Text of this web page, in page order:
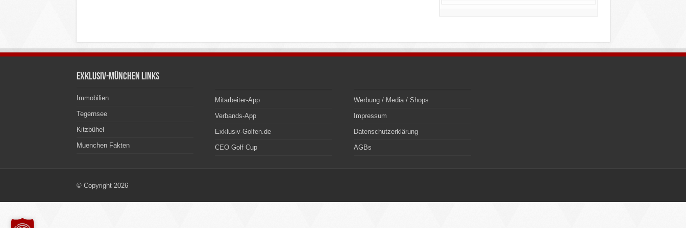
Exklusiv-München Links
Immobilien
Tegernsee
Kitzbühel
Muenchen Fakten
Mitarbeiter-App
Verbands-App
Exklusiv-Golfen.de
CEO Golf Cup
Werbung / Media / Shops
Impressum
Datenschutzerklärung
AGBs
© Copyright 2026